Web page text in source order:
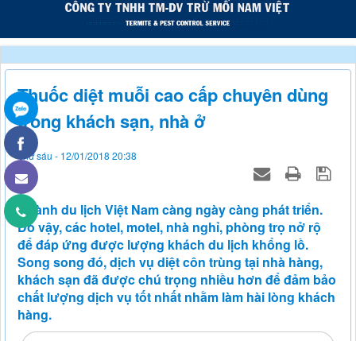
Thuốc diệt muỗi cao cấp chuyên dùng
trong khách sạn, nhà ở
Thứ sáu - 12/01/2018 20:38
Ngành du lịch Việt Nam càng ngày càng phát triển.
Do vậy, các hotel, motel, nhà nghỉ, phòng trọ nở rộ
để đáp ứng được lượng khách du lịch khổng lồ.
Song song đó, dịch vụ diệt côn trùng tại nhà hàng,
khách sạn đã được chú trọng nhiều hơn để đảm bảo
chất lượng dịch vụ tốt nhất nhằm làm hài lòng khách
hàng.